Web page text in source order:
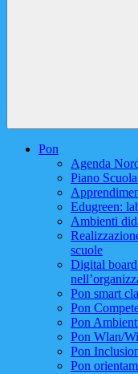
Pon
Agenda
Piano
Edugreen:
Ambienti
scuole
Digital
Pon smart
Pon
Pon
Pon Wlan/
Pon
Pon